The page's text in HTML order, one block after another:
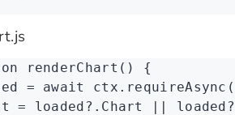
renderChart () {
= await ctx .requireAsync (
= loaded ?.Chart || loaded